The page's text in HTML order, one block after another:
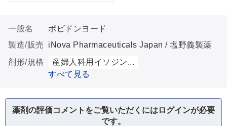
一般名
ポビドンヨード
製造/販売
iNova Pharmaceuticals Japan / 塩野義製薬
剤形/規格
産婦人科用イソジン...
すべて見る
薬剤の評価コメントをご覧いただくにはログインが必要
です。